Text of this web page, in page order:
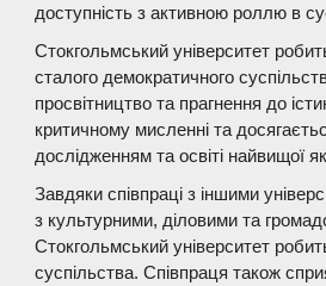
доступність з активною роллю в
Стокгольмський університет
сталого демократичного
просвітництво та прагнення до
критичному мисленні та
дослідженням та освіті найвищої
Завдяки співпраці з іншими
з культурними, діловими та
Стокгольмський університет
суспільства. Співпраця також